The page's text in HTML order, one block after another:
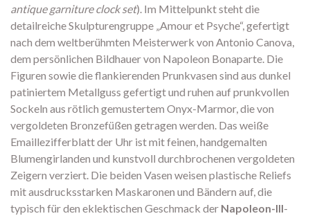
antique garniture clock set). Im Mittelpunkt steht die
detailreiche Skulpturengruppe „Amour et Psyche“, gefertigt
nach dem weltberühmten Meisterwerk von Antonio Canova,
dem persönlichen Bildhauer von Napoleon Bonaparte. Die
Figuren sowie die flankierenden Prunkvasen sind aus dunkel
patiniertem Metallguss gefertigt und ruhen auf prunkvollen
Sockeln aus rötlich gemustertem Onyx-Marmor, die von
vergoldeten Bronzefüßen getragen werden. Das weiße
Emaillezifferblatt der Uhr ist mit feinen, handgemalten
Blumengirlanden und kunstvoll durchbrochenen vergoldeten
Zeigern verziert. Die beiden Vasen weisen plastische Reliefs
mit ausdrucksstarken Maskaronen und Bändern auf, die
typisch für den eklektischen Geschmack der Napoleon-III-